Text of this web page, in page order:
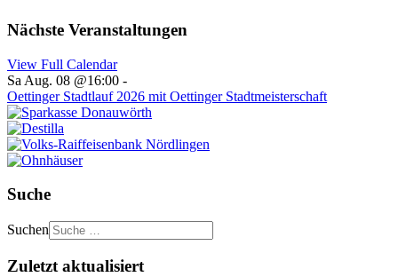
Nächste Veranstaltungen
View Full Calendar
Sa Aug. 08 @16:00 -
Oettinger Stadtlauf 2026 mit Oettinger Stadtmeisterschaft
Suche
Suchen
Zuletzt aktualisiert